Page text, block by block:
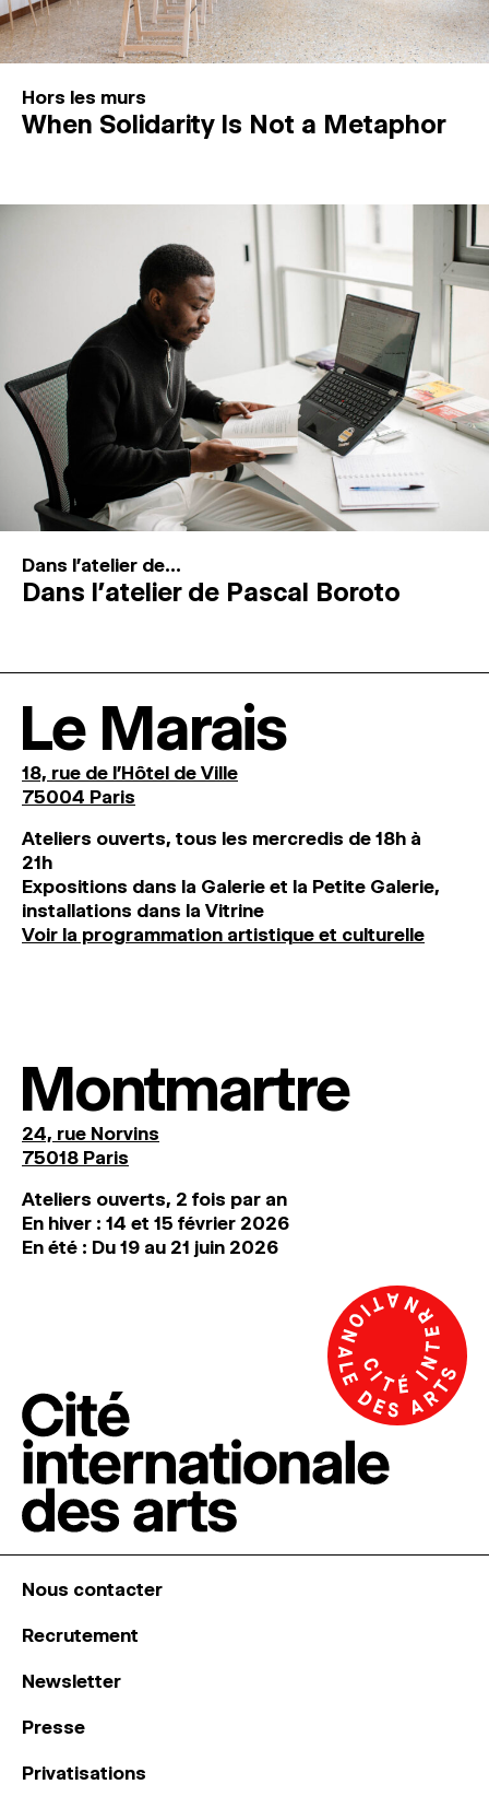
Hors les murs
When Solidarity Is Not a Metaphor
Dans l'atelier de...
Dans l’atelier de Pascal Boroto
Le Marais
18, rue de l'Hôtel de Ville
75004 Paris
Ateliers ouverts, tous les mercredis de 18h à
21h
Expositions dans la Galerie et la Petite Galerie,
installations dans la Vitrine
Voir la programmation artistique et culturelle
Montmartre
24, rue Norvins
75018 Paris
Ateliers ouverts, 2 fois par an
En hiver : 14 et 15 février 2026
En été : Du 19 au 21 juin 2026
Nous contacter
Recrutement
Newsletter
Presse
Privatisations